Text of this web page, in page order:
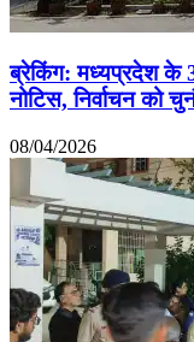
ब्रेकिंग: मध्यप्रदेश के 3
नोटिस, निर्वाचन को
08/04/2026